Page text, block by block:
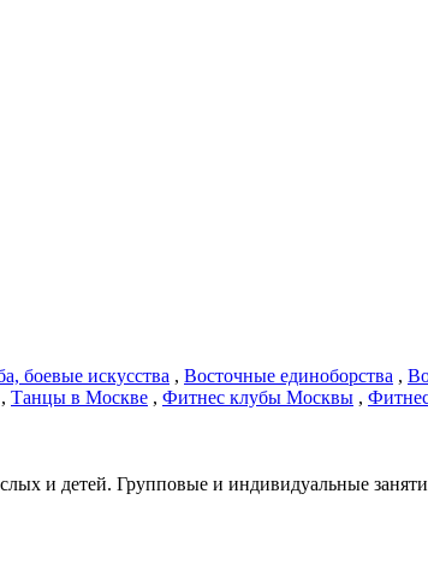
боевые искусства , Восточные единоборства ,
Танцы в Москве , Фитнес клубы Москвы ,
и детей. Групповые и индивидуальные